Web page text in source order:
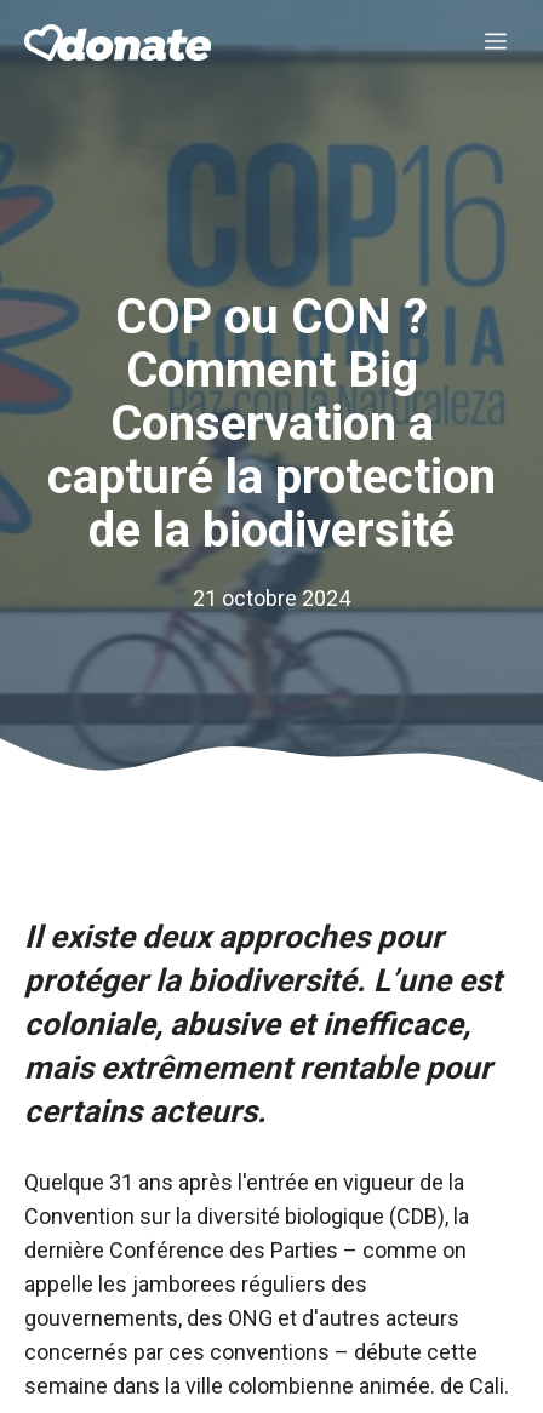
au
COP ou CON ?
Comment Big
Conservation a
capturé la protection
de la biodiversité
21 octobre 2024
Il existe deux approches pour
protéger la biodiversité. L’une est
coloniale, abusive et inefficace,
mais extrêmement rentable pour
certains acteurs.
Quelque 31 ans après l'entrée en vigueur de la
Convention sur la diversité biologique (CDB), la
dernière Conférence des Parties – comme on
appelle les jamborees réguliers des
gouvernements, des ONG et d'autres acteurs
concernés par ces conventions – débute cette
semaine dans la ville colombienne animée. de Cali.